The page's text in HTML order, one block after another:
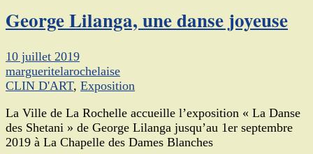
George Lilanga, une danse joyeuse
10 juillet 2019
margueritelarochelaise
CLIN D'ART, Exposition
La Ville de La Rochelle accueille l’exposition « La Danse
des Shetani » de George Lilanga jusqu’au 1er septembre
2019 à La Chapelle des Dames Blanches